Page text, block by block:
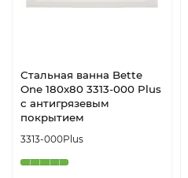
Стальная ванна Bette
One 180х80 3313-000 Plus
с антигрязевым
покрытием
3313-000Plus